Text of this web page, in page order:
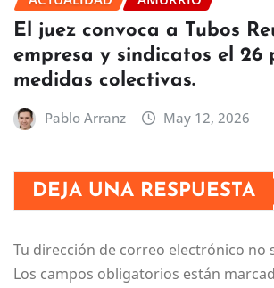
El juez convoca a Tubos
empresa y sindicatos el
medidas colectivas.
Pablo Arranz May 12, 2026
DEJA UNA RESPUESTA
Tu dirección de correo electrónico no
Los campos obligatorios están